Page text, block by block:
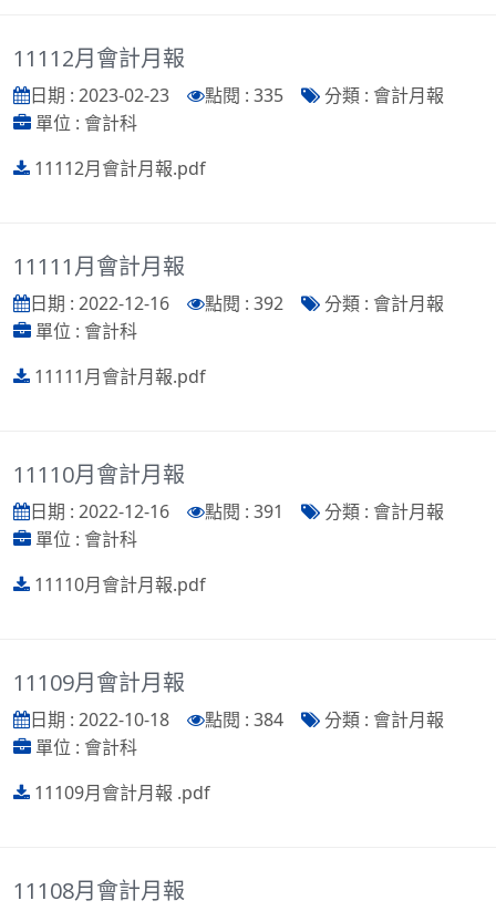
11112月會計月報
日期 : 2023-02-23 點閱 : 335
分類 : 會計月報
單位 : 會計科
11112月會計月報.pdf
11111月會計月報
日期 : 2022-12-16 點閱 : 392
分類 : 會計月報
單位 : 會計科
11111月會計月報.pdf
11110月會計月報
日期 : 2022-12-16 點閱 : 391
分類 : 會計月報
單位 : 會計科
11110月會計月報.pdf
11109月會計月報
日期 : 2022-10-18 點閱 : 384
分類 : 會計月報
單位 : 會計科
11109月會計月報 .pdf
11108月會計月報